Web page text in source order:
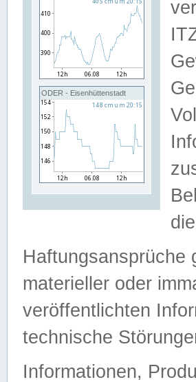
ODER - Eisenhüttenstadt
Haftungsansprüche
materieller oder
veröffentlichten
technische
Informationen,